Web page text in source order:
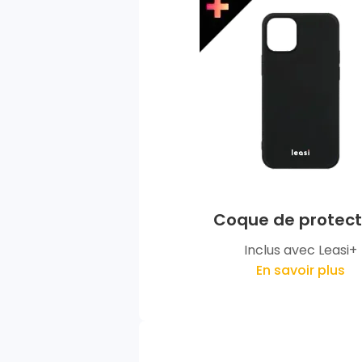
Coque de
Inclus avec Leasi+
En savoir plus